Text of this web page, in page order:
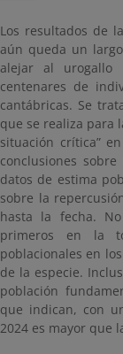
Los resultados de
aún queda un
alejar al urogallo
centenares de
cantábricas. Se
que se realiza para
situación crítica”
conclusiones
datos de estima
sobre la
hasta la fecha.
primeros en la
poblacionales en
de la especie.
población
que indican, con
2024 es mayor que